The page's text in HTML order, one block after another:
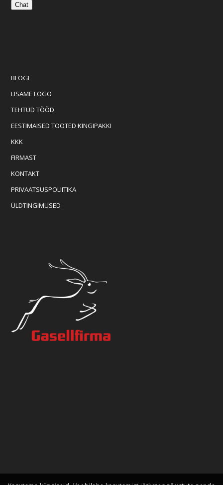
Chat
BLOGI
LISAME LOGO
TEHTUD TÖÖD
EESTIMAISED TOOTED KINGIPAKKI
KKK
FIRMAST
KONTAKT
PRIVAATSUSPOLIITIKA
ÜLDTINGIMUSED